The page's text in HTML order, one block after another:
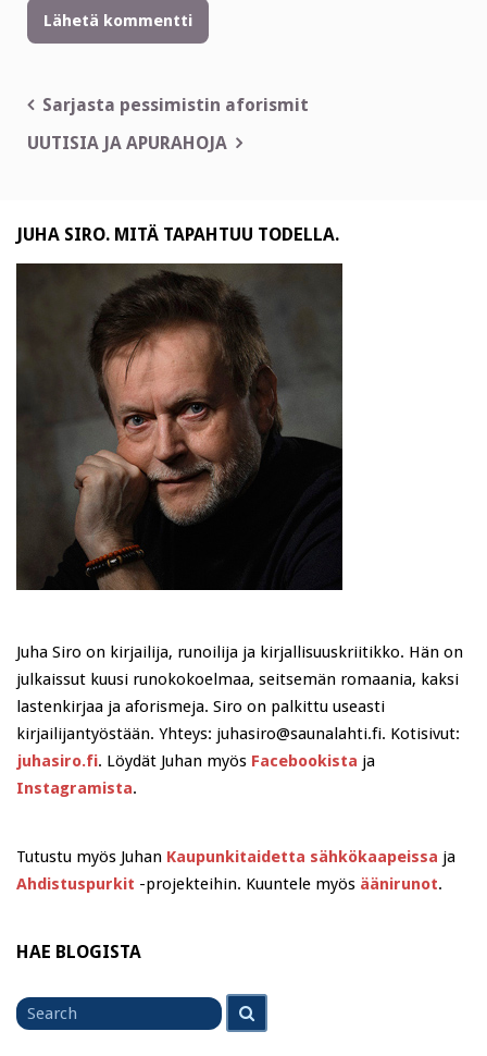
Artikkelien
selaus
Sarjasta pessimistin aforismit
UUTISIA JA APURAHOJA
JUHA SIRO. MITÄ TAPAHTUU TODELLA.
Juha Siro on kirjailija, runoilija ja kirjallisuuskriitikko. Hän on
julkaissut kuusi runokokoelmaa, seitsemän romaania, kaksi
lastenkirjaa ja aforismeja. Siro on palkittu useasti
kirjailijantyöstään. Yhteys: juhasiro@saunalahti.fi. Kotisivut:
juhasiro.fi. Löydät Juhan myös Facebookista ja
Instagramista.
Tutustu myös Juhan Kaupunkitaidetta sähkökaapeissa ja
Ahdistuspurkit -projekteihin. Kuuntele myös äänirunot.
HAE BLOGISTA
Search
for